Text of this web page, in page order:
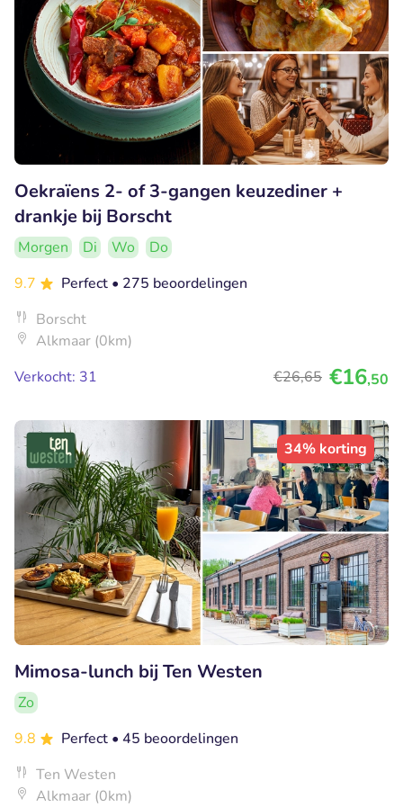
Oekraïens 2- of 3-gangen keuzediner +
drankje bij Borscht
Morgen Di Wo
Do
9.7
Perfect • 275 beoordelingen
Borscht
Alkmaar (0km)
Verkocht: 31
€26,65 €16,50
34% korting
Mimosa-lunch bij Ten Westen
Zo
9.8
Perfect • 45 beoordelingen
Ten Westen
Alkmaar (0km)